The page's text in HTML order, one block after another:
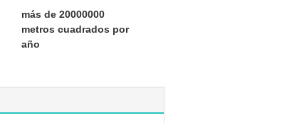
más de 20000000
metros cuadrados por
año